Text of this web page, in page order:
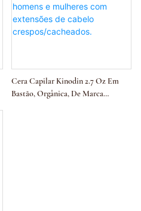
Cera Capilar Kinodin 2.7 Oz Em
Bastão, Orgânica, De Marca